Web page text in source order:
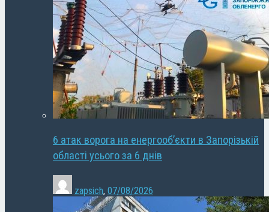
6 атак ворога на енергооб’єкти в Запорізькій
області усього за 6 днів
zapsich, 07/08/2026